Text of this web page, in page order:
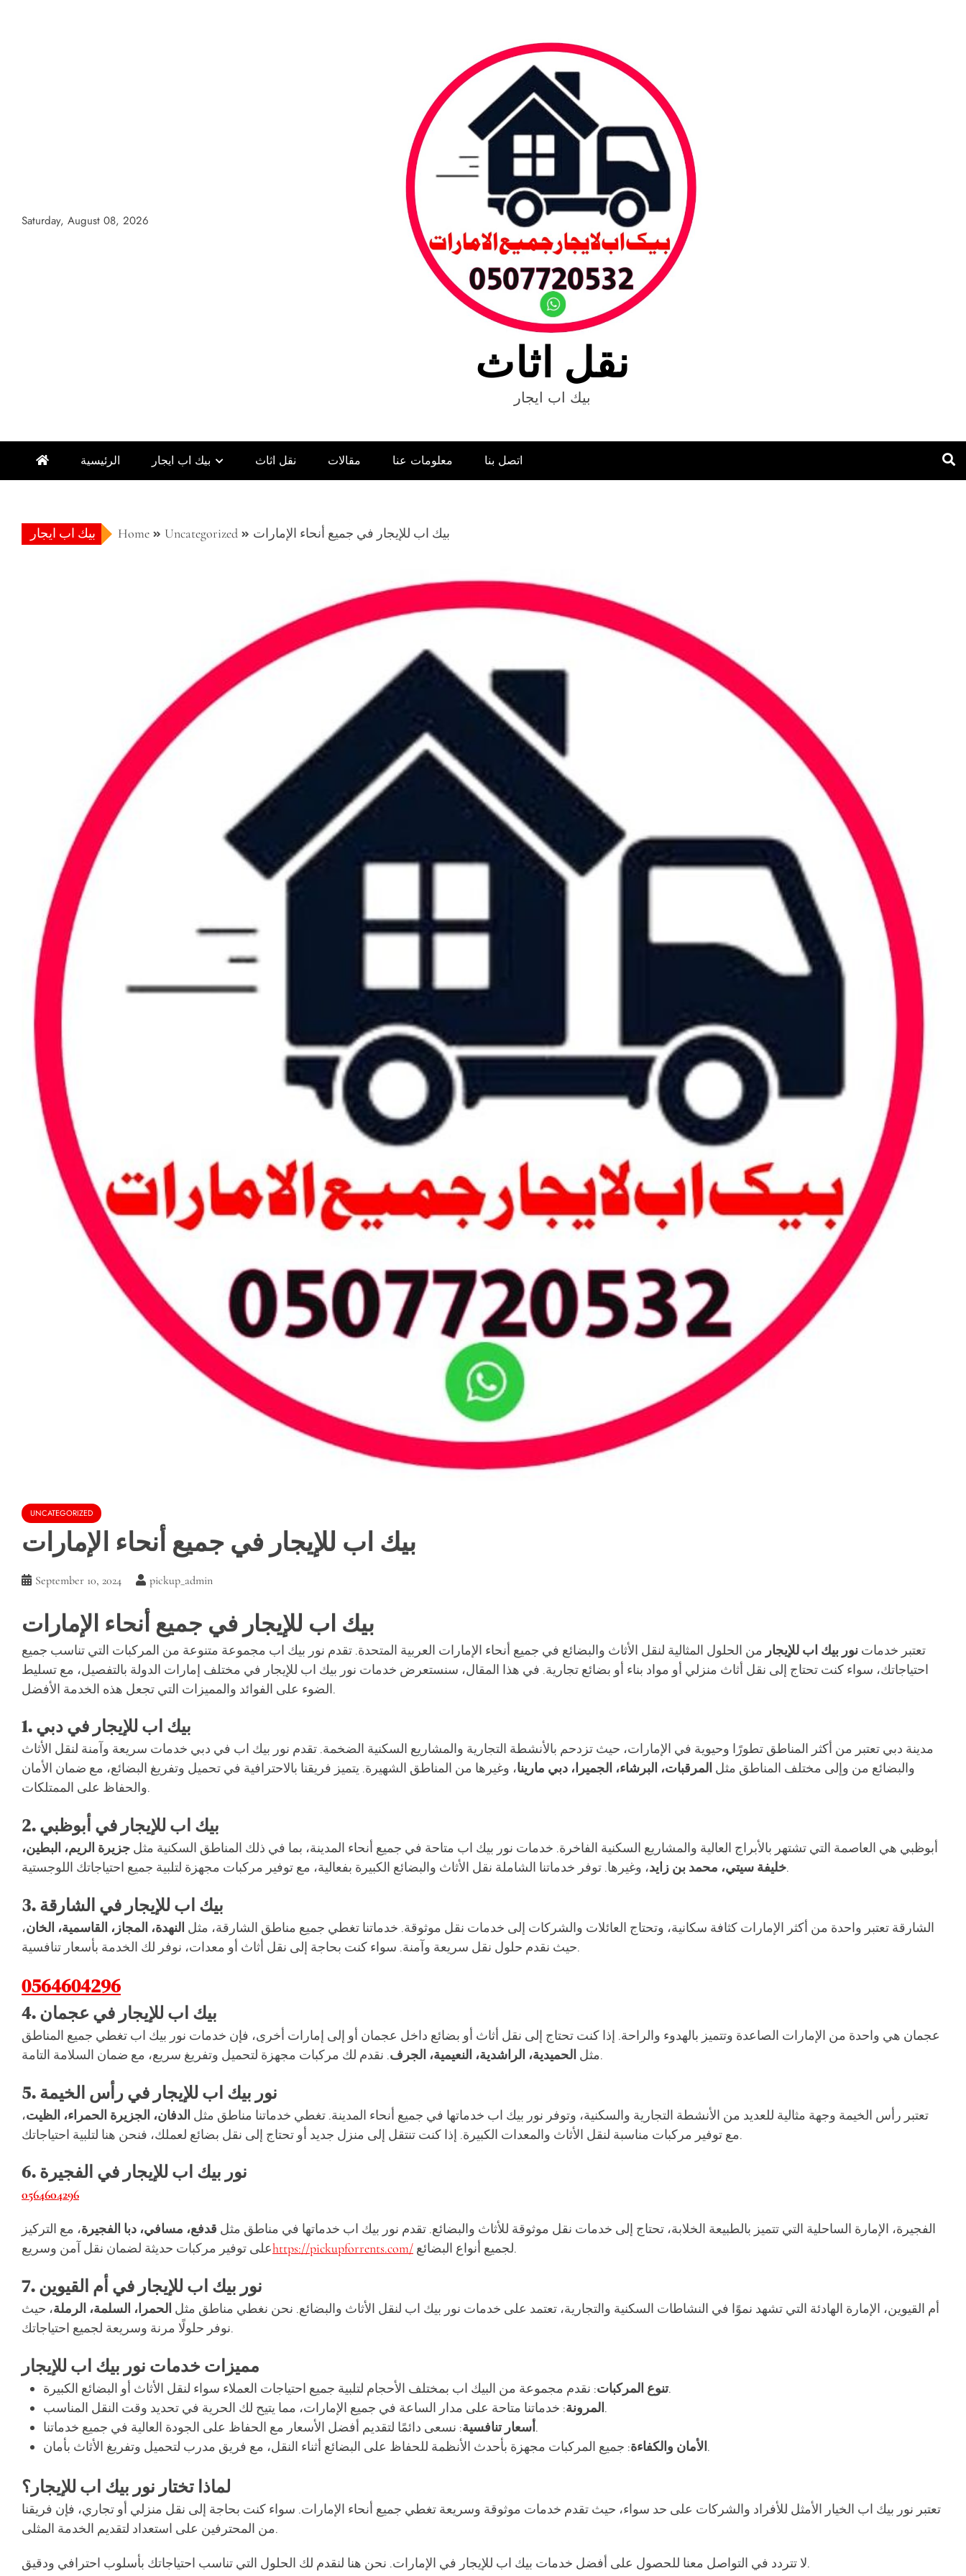
Saturday, August 08, 2026
نقل اثاث
بيك اب ايجار
الرئيسية بيك اب ايجار نقل اثاث مقالات معلومات عنا اتصل بنا
بيك اب ايجار Home Uncategorized بيك اب للإيجار في جميع أنحاء الإمارات
UNCATEGORIZED
بيك اب للإيجار في جميع أنحاء الإمارات
September 10, 2024 pickup_admin
بيك اب للإيجار في جميع أنحاء الإمارات
تعتبر خدمات نور بيك اب للإيجار من الحلول المثالية لنقل الأثاث والبضائع في جميع أنحاء الإمارات العربية المتحدة. تقدم نور بيك اب مجموعة متنوعة من المركبات التي تناسب جميع
احتياجاتك، سواء كنت تحتاج إلى نقل أثاث منزلي أو مواد بناء أو بضائع تجارية. في هذا المقال، سنستعرض خدمات نور بيك اب للإيجار في مختلف إمارات الدولة بالتفصيل، مع تسليط
الضوء على الفوائد والمميزات التي تجعل هذه الخدمة الأفضل.
1.بيك اب للإيجار في دبي
مدينة دبي تعتبر من أكثر المناطق تطورًا وحيوية في الإمارات، حيث تزدحم بالأنشطة التجارية والمشاريع السكنية الضخمة. تقدم نور بيك اب في دبي خدمات سريعة وآمنة لنقل الأثاث
والبضائع من وإلى مختلف المناطق مثل المرقبات، البرشاء، الجميرا، دبي مارينا، وغيرها من المناطق الشهيرة. يتميز فريقنا بالاحترافية في تحميل وتفريغ البضائع، مع ضمان الأمان
والحفاظ على الممتلكات.
2.بيك اب للإيجار في أبوظبي
أبوظبي هي العاصمة التي تشتهر بالأبراج العالية والمشاريع السكنية الفاخرة. خدمات نور بيك اب متاحة في جميع أنحاء المدينة، بما في ذلك المناطق السكنية مثل جزيرة الريم، البطين،
خليفة سيتي، محمد بن زايد، وغيرها. توفر خدماتنا الشاملة نقل الأثاث والبضائع الكبيرة بفعالية، مع توفير مركبات مجهزة لتلبية جميع احتياجاتك اللوجستية.
3.بيك اب للإيجار في الشارقة
الشارقة تعتبر واحدة من أكثر الإمارات كثافة سكانية، وتحتاج العائلات والشركات إلى خدمات نقل موثوقة. خدماتنا تغطي جميع مناطق الشارقة، مثل النهدة، المجاز، القاسمية، الخان،
حيث نقدم حلول نقل سريعة وآمنة. سواء كنت بحاجة إلى نقل أثاث أو معدات، نوفر لك الخدمة بأسعار تنافسية.
0564604296
4.بيك اب للإيجار في عجمان
عجمان هي واحدة من الإمارات الصاعدة وتتميز بالهدوء والراحة. إذا كنت تحتاج إلى نقل أثاث أو بضائع داخل عجمان أو إلى إمارات أخرى، فإن خدمات نور بيك اب تغطي جميع المناطق
مثل الحميدية، الراشدية، النعيمية، الجرف . نقدم لك مركبات مجهزة لتحميل وتفريغ سريع، مع ضمان السلامة التامة.
5.نور بيك اب للإيجار في رأس الخيمة
تعتبر رأس الخيمة وجهة مثالية للعديد من الأنشطة التجارية والسكنية، وتوفر نور بيك اب خدماتها في جميع أنحاء المدينة. تغطي خدماتنا مناطق مثل الدفان، الجزيرة الحمراء، الظيت،
مع توفير مركبات مناسبة لنقل الأثاث والمعدات الكبيرة. إذا كنت تنتقل إلى منزل جديد أو تحتاج إلى نقل بضائع لعملك، فنحن هنا لتلبية احتياجاتك.
6.نور بيك اب للإيجار في الفجيرة
0564604296
الفجيرة، الإمارة الساحلية التي تتميز بالطبيعة الخلابة، تحتاج إلى خدمات نقل موثوقة للأثاث والبضائع. تقدم نور بيك اب خدماتها في مناطق مثل قدفع، مسافي، دبا الفجيرة، مع التركيز
على توفير مركبات حديثة لضمان نقل آمن وسريعhttps://pickupforrents.com/ لجميع أنواع البضائع.
7.نور بيك اب للإيجار في أم القيوين
أم القيوين، الإمارة الهادئة التي تشهد نموًا في النشاطات السكنية والتجارية، تعتمد على خدمات نور بيك اب لنقل الأثاث والبضائع. نحن نغطي مناطق مثل الحمرا، السلمة، الرملة، حيث
نوفر حلولًا مرنة وسريعة لجميع احتياجاتك.
مميزات خدمات نور بيك اب للإيجار
تنوع المركبات: نقدم مجموعة من البيك اب بمختلف الأحجام لتلبية جميع احتياجات العملاء سواء لنقل الأثاث أو البضائع الكبيرة.
المرونة : خدماتنا متاحة على مدار الساعة في جميع الإمارات، مما يتيح لك الحرية في تحديد وقت النقل المناسب.
أسعار تنافسية: نسعى دائمًا لتقديم أفضل الأسعار مع الحفاظ على الجودة العالية في جميع خدماتنا.
الأمان والكفاءة : جميع المركبات مجهزة بأحدث الأنظمة للحفاظ على البضائع أثناء النقل، مع فريق مدرب لتحميل وتفريغ الأثاث بأمان.
لماذا تختار نور بيك اب للإيجار؟
تعتبر نور بيك اب الخيار الأمثل للأفراد والشركات على حد سواء، حيث تقدم خدمات موثوقة وسريعة تغطي جميع أنحاء الإمارات. سواء كنت بحاجة إلى نقل منزلي أو تجاري، فإن فريقنا
من المحترفين على استعداد لتقديم الخدمة المثلى.
لا تتردد في التواصل معنا للحصول على أفضل خدمات بيك اب للإيجار في الإمارات. نحن هنا لنقدم لك الحلول التي تناسب احتياجاتك بأسلوب احترافي ودقيق.